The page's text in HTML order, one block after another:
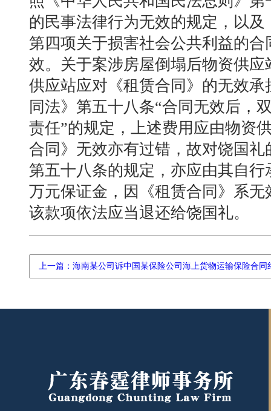
的民事法律行为无效的规定，以
第四项关于损害社会公共利益的
效。关于案涉房屋倒塌后物资供
供应站应对《租赁合同》的无效
同法》第五十八条“合同无效后，
责任”的规定，上述费用应由物资
合同》无效亦有过错，故对饶国
第五十八条的规定，亦应由其自
万元保证金，因《租赁合同》系
该款项依法应当退还给饶国礼。
上一篇：海南某公司诉中国某保险公司海上货物运输保险合同